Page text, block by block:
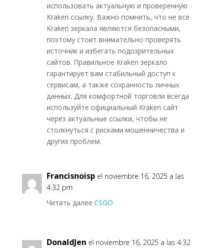
использовать актуальную и проверенную
Kraken ссылку. Важно помнить, что не все
Kraken зеркала являются безопасными,
поэтому стоит внимательно проверять
источник и избегать подозрительных
сайтов. Правильное Kraken зеркало
гарантирует вам стабильный доступ к
сервисам, а также сохранность личных
данных. Для комфортной торговли всегда
используйте официальный Kraken сайт
через актуальные ссылки, чтобы не
столкнуться с рисками мошенничества и
других проблем.
Francisnoisp el noviembre 16, 2025 a las
4:32 pm
Читать далее CSGO
DonaldJen el noviembre 16, 2025 a las 4:32